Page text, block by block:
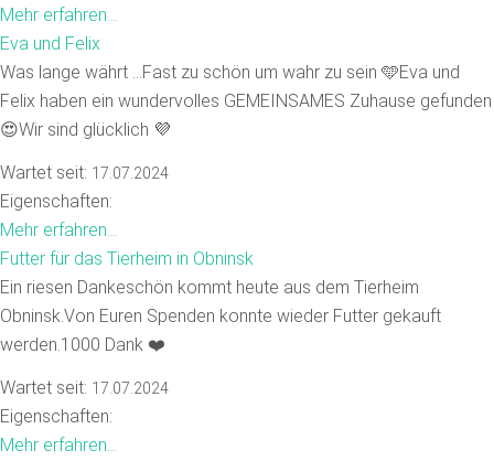
Mehr erfahren...
Eva und Felix
Was lange währt …Fast zu schön um wahr zu sein 🩵Eva und
Felix haben ein wundervolles GEMEINSAMES Zuhause gefunden
😍Wir sind glücklich 💜
Wartet seit: 17.07.2024
Eigenschaften:
Mehr erfahren...
Futter für das Tierheim in Obninsk
Ein riesen Dankeschön kommt heute aus dem Tierheim
Obninsk.Von Euren Spenden konnte wieder Futter gekauft
werden.1000 Dank ❤️
Wartet seit: 17.07.2024
Eigenschaften:
Mehr erfahren...